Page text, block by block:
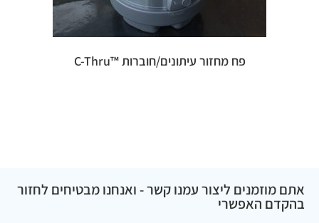
פח מחזור עיתונים/חוברות ™C-Thru
אתם מוזמנים ליצור עמנו קשר - ואנחנו מבטיחים לחזור
בהקדם האפשרי